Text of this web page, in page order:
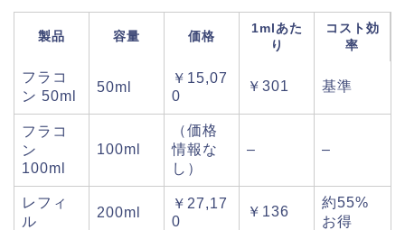
製品 容量 価格
1mlあた
り
コスト効
率
フラコ
ン 50ml
50ml
￥15,07
0
￥301 基準
フラコ
ン
100ml
100ml
（価格
情報な
し）
– –
レフィ
ル
200ml
￥27,17
0
￥136
約55%
お得